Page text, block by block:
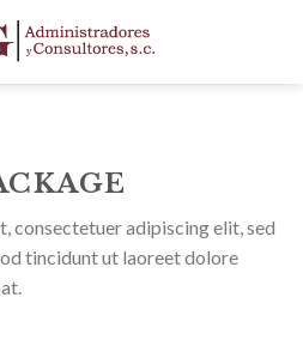
consectetuer adipiscing elit, sed
tincidunt ut laoreet dolore